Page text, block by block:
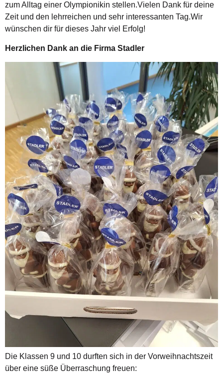
zum Alltag einer Olympionikin stellen.Vielen Dank für deine
Zeit und den lehrreichen und sehr interessanten Tag.Wir
wünschen dir für dieses Jahr viel Erfolg!
Herzlichen Dank an die Firma Stadler
Die Klassen 9 und 10 durften sich in der Vorweihnachtszeit
über eine süße Überraschung freuen: